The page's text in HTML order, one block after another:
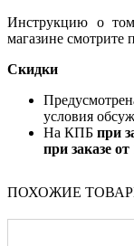
Инструкцию о
магазине смотрите
Скидки
условия
На КПБ при
при заказе
ПОХОЖИЕ